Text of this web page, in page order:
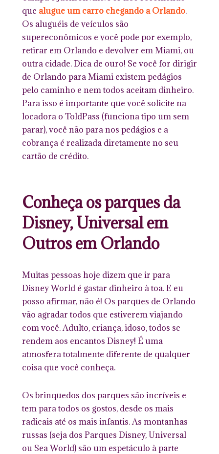
que alugue um carro chegando a Orlando.
Os aluguéis de veículos são
supereconômicos e você pode por exemplo,
retirar em Orlando e devolver em Miami, ou
outra cidade. Dica de ouro! Se você for dirigir
de Orlando para Miami existem pedágios
pelo caminho e nem todos aceitam dinheiro.
Para isso é importante que você solicite na
locadora o ToldPass (funciona tipo um sem
parar), você não para nos pedágios e a
cobrança é realizada diretamente no seu
cartão de crédito.
Conheça os parques da
Disney, Universal em
Outros em Orlando
Muitas pessoas hoje dizem que ir para
Disney World é gastar dinheiro à toa. E eu
posso afirmar, não é! Os parques de Orlando
vão agradar todos que estiverem viajando
com você. Adulto, criança, idoso, todos se
rendem aos encantos Disney! É uma
atmosfera totalmente diferente de qualquer
coisa que você conheça.
Os brinquedos dos parques são incríveis e
tem para todos os gostos, desde os mais
radicais até os mais infantis. As montanhas
russas (seja dos Parques Disney, Universal
ou Sea World) são um espetáculo à parte